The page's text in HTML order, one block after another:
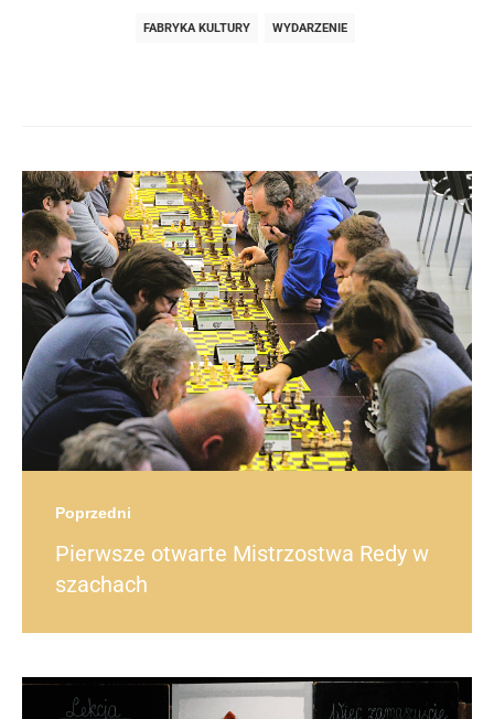
FABRYKA KULTURY WYDARZENIE
Post
navigation
post
Poprzedni
Pierwsze otwarte Mistrzostwa Redy w
szachach